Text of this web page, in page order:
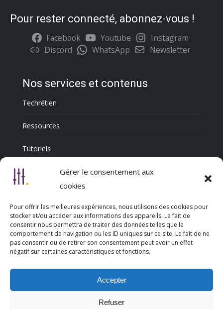
Gérer le consentement aux
cookies
Pour offrir les meilleures expériences, nous utilisons des cookies pour
stocker et/ou accéder aux informations des appareils. Le fait de
consentir nous permettra de traiter des données telles que le
comportement de navigation ou les ID uniques sur ce site. Le fait de ne
pas consentir ou de retirer son consentement peut avoir un effet
négatif sur certaines caractéristiques et fonctions.
Accepter
Refuser
Pour rester connecté, abonnez-vous !
Facebook Youtube
Instagram
Discord
WhatsApp Newsletter
Nos services et contenus
Techrétien
Ressources
Tutoriels
Annuaire Professionnel
Nous découvrir
Qui sommes-nous
L’association Trésorsmédia
Politique de cookies (UE)